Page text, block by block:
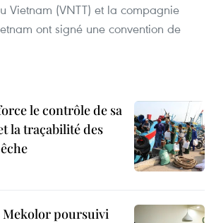
Vietnam (VNTT) et la compagnie
ont signé une convention de
le contrôle de sa
la traçabilité des
Mekolor poursuivi